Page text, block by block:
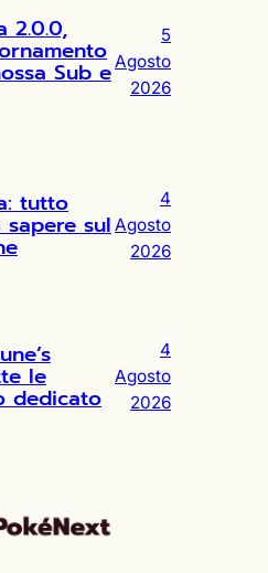
2.0.0,
Sub e
5
Agosto
2026
tutto
sul
4
Agosto
2026
le
dedicato
4
Agosto
2026